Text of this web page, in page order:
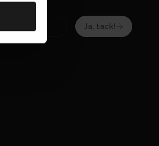
Ja, tack!